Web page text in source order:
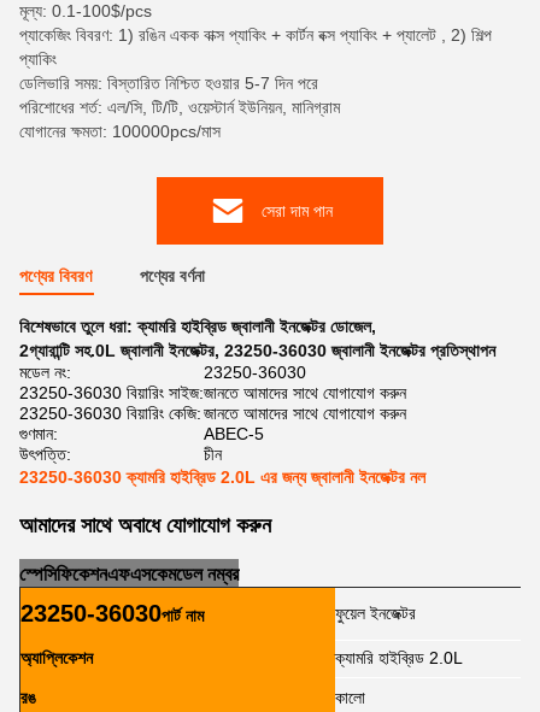
মূল্য: 0.1-100$/pcs
প্যাকেজিং বিবরণ: 1) রঙিন একক বাক্স প্যাকিং + কার্টন বক্স প্যাকিং + প্যালেট , 2) শিল্প
প্যাকিং
ডেলিভারি সময়: বিস্তারিত নিশ্চিত হওয়ার 5-7 দিন পরে
পরিশোধের শর্ত: এল/সি, টি/টি, ওয়েস্টার্ন ইউনিয়ন, মানিগ্রাম
যোগানের ক্ষমতা: 100000pcs/মাস
সেরা দাম পান
পণ্যের বিবরণ পণ্যের বর্ণনা
বিশেষভাবে তুলে ধরা:ক্যামরি হাইব্রিড জ্বালানী ইনজেক্টর ডোজেল,
2গ্যারান্টি সহ.0L জ্বালানী ইনজেক্টর, 23250-36030 জ্বালানী ইনজেক্টর প্রতিস্থাপন
মডেল নং:
23250-36030
23250-36030 বিয়ারিং সাইজ:জানতে আমাদের সাথে যোগাযোগ করুন
23250-36030 বিয়ারিং কেজি:জানতে আমাদের সাথে যোগাযোগ করুন
গুণমান:
ABEC-5
উৎপত্তি:
চীন
23250-36030 ক্যামরি হাইব্রিড 2.0L এর জন্য জ্বালানী ইনজেক্টর নল
আমাদের সাথে অবাধে যোগাযোগ করুন
স্পেসিফিকেশনএফএসকেমডেল নম্বর
23250-36030পার্ট নাম ফুয়েল ইনজেক্টর
অ্যাপ্লিকেশন ক্যামরি হাইব্রিড 2.0L
রঙ
কালো